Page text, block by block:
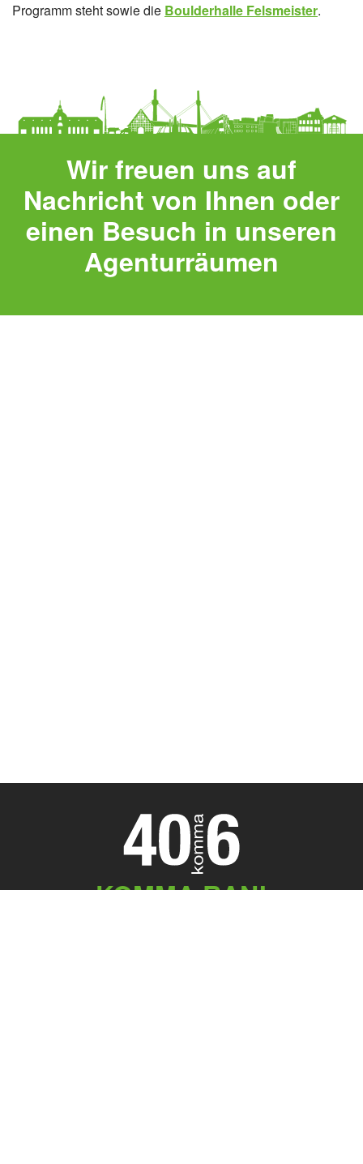
Programm steht sowie die Boulderhalle Felsmeister.
Wir freuen uns auf
Nachricht von Ihnen oder
einen Besuch in unseren
Agenturräumen
KOMMA RAN!